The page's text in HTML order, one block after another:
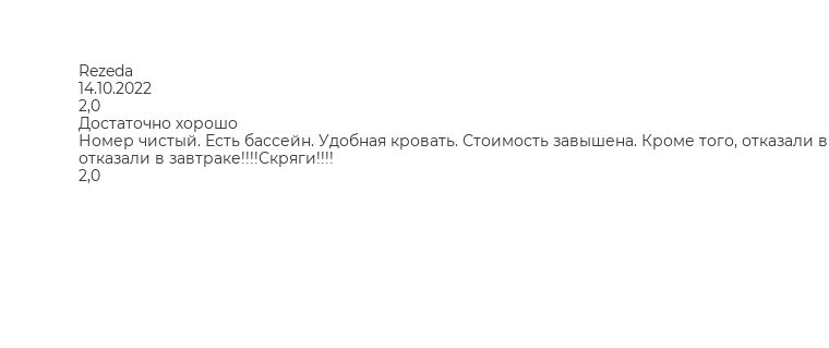
Rezeda
14.10.2022
2,0
Достаточно хорошо
Номер чистый. Есть бассейн. Удобная кровать. Стоимость завышена. Кроме того,
отказали в завтраке!!!!Скряги!!!!
2,0